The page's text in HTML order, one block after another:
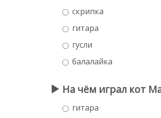
скрипка
гитара
гусли
балалайка
На чём играл кот
гитара